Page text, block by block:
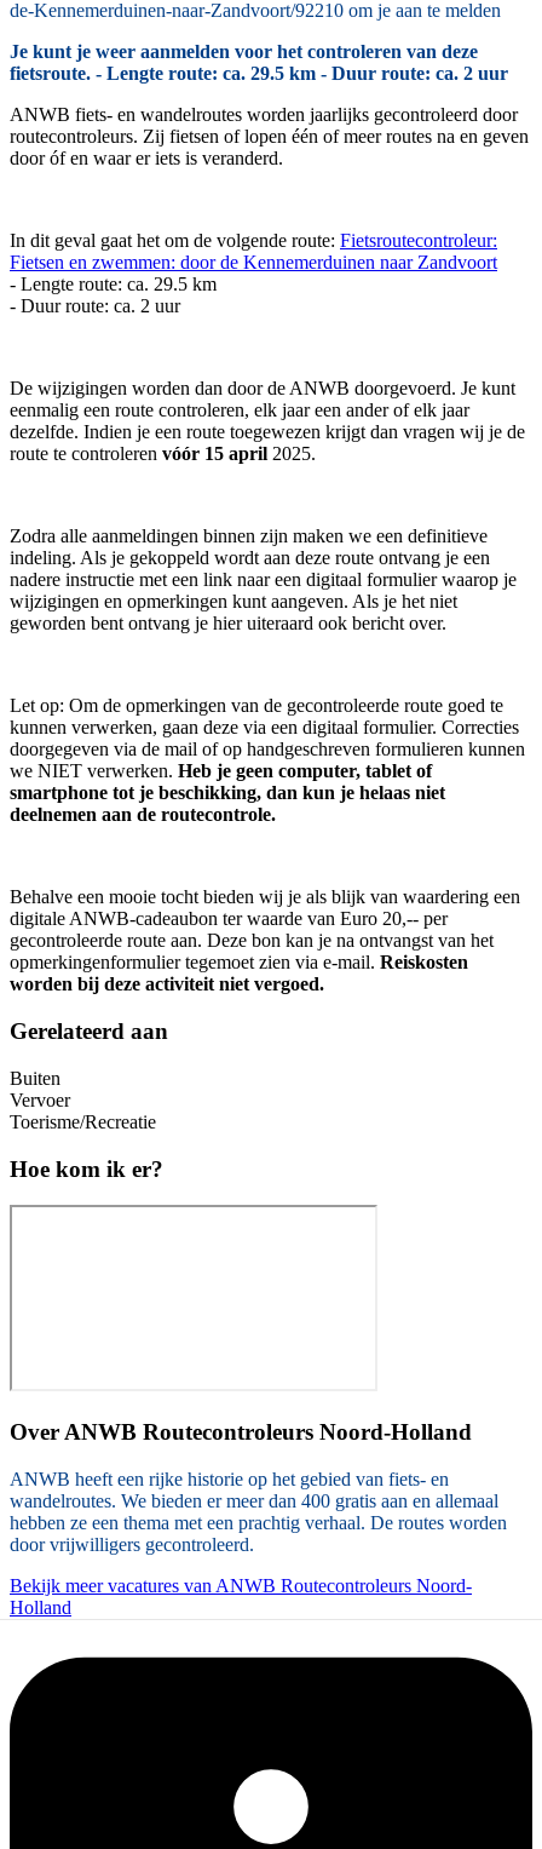
de-Kennemerduinen-naar-Zandvoort/92210 om je aan te melden
Je kunt je weer aanmelden voor het controleren van deze
fietsroute. - Lengte route: ca. 29.5 km - Duur route: ca. 2 uur
ANWB fiets- en wandelroutes worden jaarlijks gecontroleerd door
routecontroleurs. Zij fietsen of lopen één of meer routes na en geven
door óf en waar er iets is veranderd.
In dit geval gaat het om de volgende route: Fietsroutecontroleur:
Fietsen en zwemmen: door de Kennemerduinen naar Zandvoort
- Lengte route: ca. 29.5 km
- Duur route: ca. 2 uur
De wijzigingen worden dan door de ANWB doorgevoerd. Je kunt
eenmalig een route controleren, elk jaar een ander of elk jaar
dezelfde. Indien je een route toegewezen krijgt dan vragen wij je de
route te controleren vóór 15 april 2025.
Zodra alle aanmeldingen binnen zijn maken we een definitieve
indeling. Als je gekoppeld wordt aan deze route ontvang je een
nadere instructie met een link naar een digitaal formulier waarop je
wijzigingen en opmerkingen kunt aangeven. Als je het niet
geworden bent ontvang je hier uiteraard ook bericht over.
Let op: Om de opmerkingen van de gecontroleerde route goed te
kunnen verwerken, gaan deze via een digitaal formulier. Correcties
doorgegeven via de mail of op handgeschreven formulieren kunnen
we NIET verwerken. Heb je geen computer, tablet of
smartphone tot je beschikking, dan kun je helaas niet
deelnemen aan de routecontrole.
Behalve een mooie tocht bieden wij je als blijk van waardering een
digitale ANWB-cadeaubon ter waarde van Euro 20,-- per
gecontroleerde route aan. Deze bon kan je na ontvangst van het
opmerkingenformulier tegemoet zien via e-mail. Reiskosten
worden bij deze activiteit niet vergoed.
Gerelateerd aan
Buiten
Vervoer
Toerisme/Recreatie
Hoe kom ik er?
Over ANWB Routecontroleurs Noord-Holland
ANWB heeft een rijke historie op het gebied van fiets- en
wandelroutes. We bieden er meer dan 400 gratis aan en allemaal
hebben ze een thema met een prachtig verhaal. De routes worden
door vrijwilligers gecontroleerd.
Bekijk meer vacatures van ANWB Routecontroleurs Noord-
Holland